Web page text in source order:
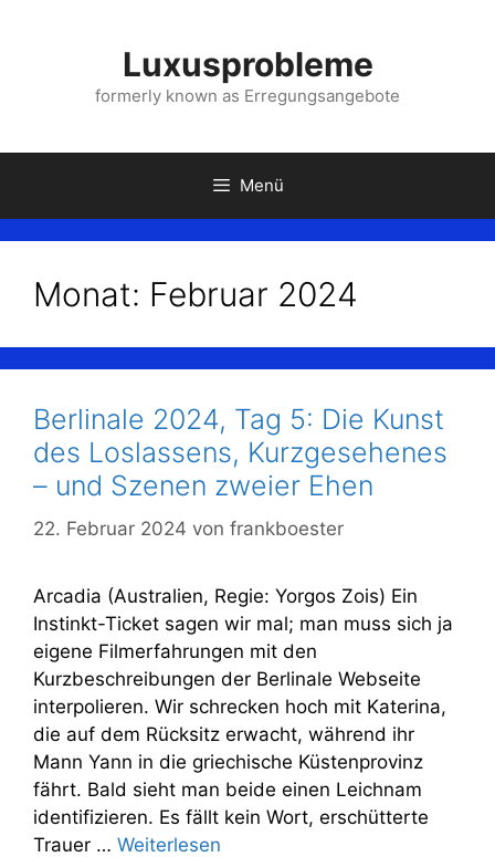
Luxusprobleme
formerly known as Erregungsangebote
Menü
Monat: Februar 2024
Berlinale 2024, Tag 5: Die Kunst
des Loslassens, Kurzgesehenes
– und Szenen zweier Ehen
22. Februar 2024 von frankboester
Arcadia (Australien, Regie: Yorgos Zois) Ein
Instinkt-Ticket sagen wir mal; man muss sich ja
eigene Filmerfahrungen mit den
Kurzbeschreibungen der Berlinale Webseite
interpolieren. Wir schrecken hoch mit Katerina,
die auf dem Rücksitz erwacht, während ihr
Mann Yann in die griechische Küstenprovinz
fährt. Bald sieht man beide einen Leichnam
identifizieren. Es fällt kein Wort, erschütterte
Trauer … Weiterlesen